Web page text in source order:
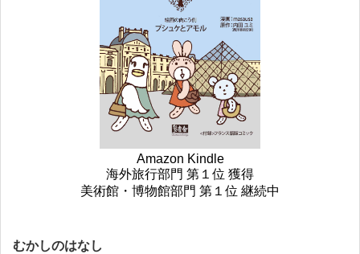
Amazon Kindle
海外旅行部門 第１位 獲得
美術館・博物館部門 第１位 継続中
むかしのはなし